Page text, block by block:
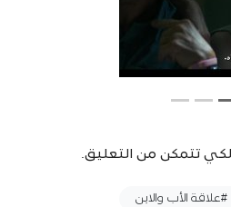
لكي تتمكن من التعليق.
#علاقة الأب والابن